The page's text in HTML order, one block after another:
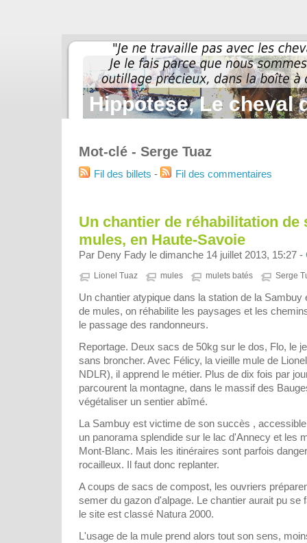
Hippotese, Le cheval
Mot-clé - Serge Tuaz
Fil des billets - Fil des commentaires
Un chantier de réhabilitation de
mules, en Haute-Savoie
Par Deny Fady le dimanche 14 juillet 2013, 15:27 -
Lionel Tuaz mules mulets batés Serge
Un chantier atypique dans la station de la Sambuy
de mules, on réhabilite les paysages et les
le passage des randonneurs.
Reportage. Deux sacs de 50kg sur le dos, Flo, le
sans broncher. Avec Félicy, la vieille mule de
NDLR), il apprend le métier. Plus de dix fois par
parcourent la montagne, dans le massif des
végétaliser un sentier abîmé.
La Sambuy est victime de son succès ,
un panorama splendide sur le lac d'Annecy et les
Mont-Blanc. Mais les itinéraires sont parfois
rocailleux. Il faut donc replanter.
A coups de sacs de compost, les ouvriers
semer du gazon d'alpage. Le chantier aurait pu se
le site est classé Natura 2000.
L'usage de la mule prend alors tout son sens,